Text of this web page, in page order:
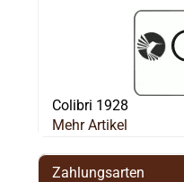
Colibri 1928
Mehr Artikel
Zahlungsarten